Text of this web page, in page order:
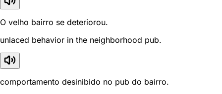
O velho bairro se deteriorou.
unlaced behavior in the neighborhood pub.
comportamento desinibido no pub do bairro.